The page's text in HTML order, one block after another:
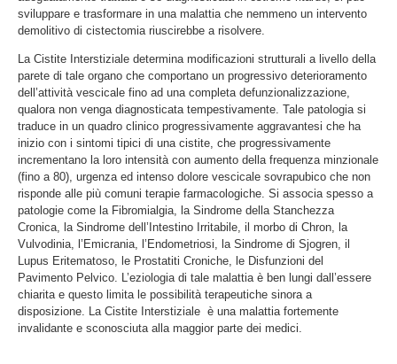
sviluppare e trasformare in una malattia che nemmeno un intervento
demolitivo di cistectomia riuscirebbe a risolvere.
La Cistite Interstiziale determina modificazioni strutturali a livello della
parete di tale organo che comportano un progressivo deterioramento
dell’attività vescicale fino ad una completa defunzionalizzazione,
qualora non venga diagnosticata tempestivamente. Tale patologia si
traduce in un quadro clinico progressivamente aggravantesi che ha
inizio con i sintomi tipici di una cistite, che progressivamente
incrementano la loro intensità con aumento della frequenza minzionale
(fino a 80), urgenza ed intenso dolore vescicale sovrapubico che non
risponde alle più comuni terapie farmacologiche. Si associa spesso a
patologie come la Fibromialgia, la Sindrome della Stanchezza
Cronica, la Sindrome dell’Intestino Irritabile, il morbo di Chron, la
Vulvodinia, l’Emicrania, l’Endometriosi, la Sindrome di Sjogren, il
Lupus Eritematoso, le Prostatiti Croniche, le Disfunzioni del
Pavimento Pelvico. L’eziologia di tale malattia è ben lungi dall’essere
chiarita e questo limita le possibilità terapeutiche sinora a
disposizione. La Cistite Interstiziale è una malattia fortemente
invalidante e sconosciuta alla maggior parte dei medici.